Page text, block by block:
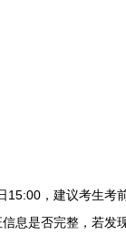
，建议考生考
息是否完整，若发